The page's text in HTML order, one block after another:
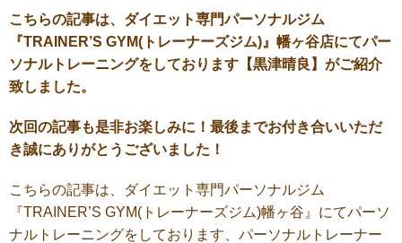
こちらの記事は、ダイエット専門パーソナルジム
『TRAINER’S GYM(トレーナーズジム)』幡ヶ谷店にてパー
ソナルトレーニングをしております【黒津晴良】がご紹介
致しました。
次回の記事も是非お楽しみに！最後までお付き合いいただ
き誠にありがとうございました！
こちらの記事は、ダイエット専門パーソナルジム
『TRAINER’S GYM( トレーナーズジム)幡ヶ谷』にてパーソ
ナルトレーニングをしております、パーソナルトレーナー